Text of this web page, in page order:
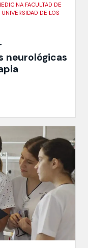
FACULTAD DE
DE LOS
neurológicas